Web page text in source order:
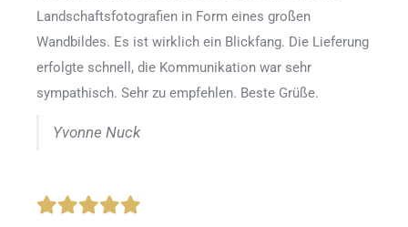
Landschaftsfotografien in Form eines großen
Wandbildes. Es ist wirklich ein Blickfang. Die Lieferung
erfolgte schnell, die Kommunikation war sehr
sympathisch. Sehr zu empfehlen. Beste Grüße.
Yvonne Nuck